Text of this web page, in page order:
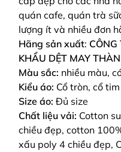
quán cafe, quán trà
lượng ít và nhiều đơn
Hãng sản xuất:
KHẨU DỆT MAY
Màu sắc: nhiều màu,
Kiểu áo: Cổ tròn, cổ
Size áo: Đủ size
Chất liệu vải: Cotton
chiều đẹp, cotton
xấu poly 4 chiều đẹp,